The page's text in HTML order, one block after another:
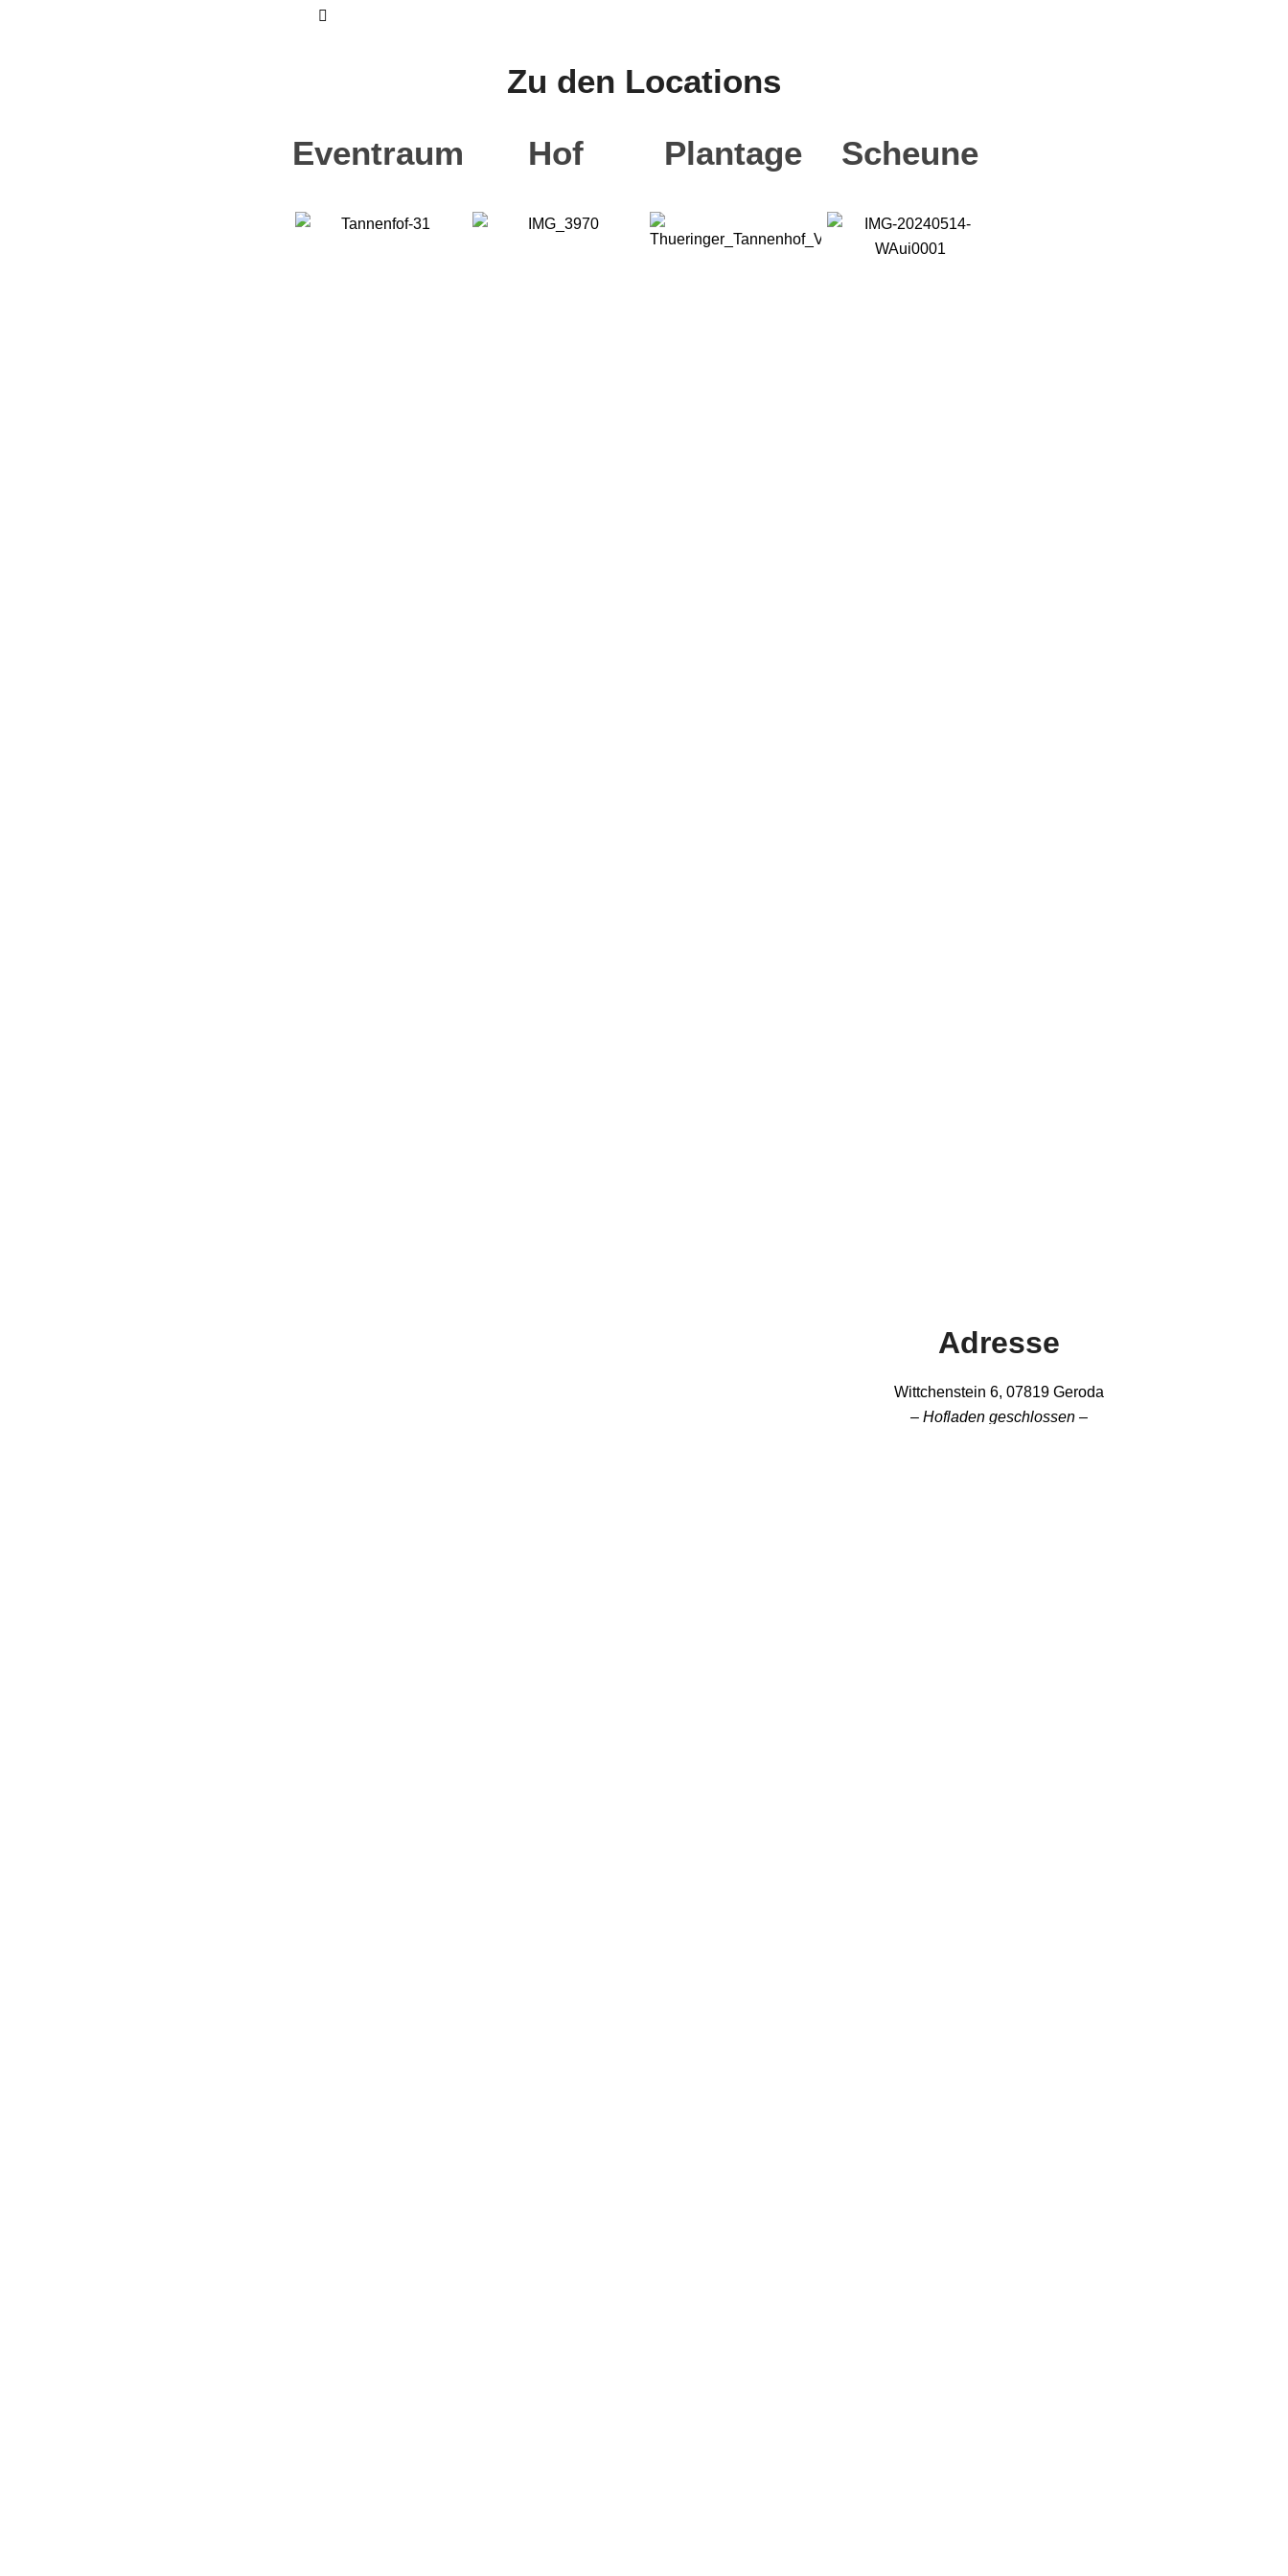
Zu den Locations
Eventraum
Hof Plantage Scheune
Adresse
Wittchenstein 6, 07819 Geroda
– Hofladen geschlossen –
Wir verwenden Cookies
Wir können diese zur Analyse unserer Besucherdaten
platzieren, um unsere Website zu verbessern, personalisierte